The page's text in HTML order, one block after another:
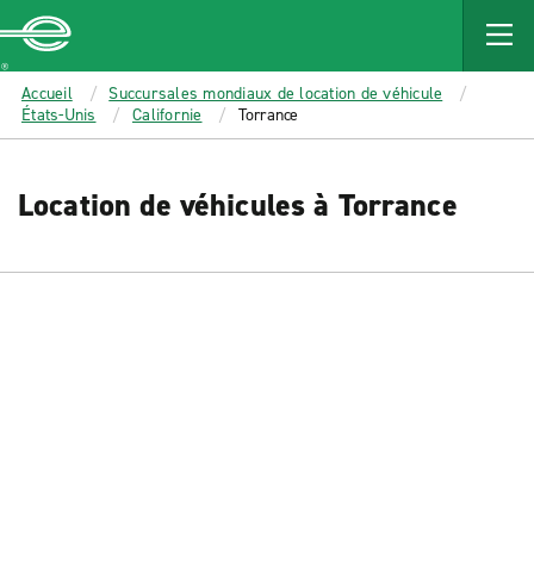
MAIN
CONTENT
Enterprise
Accueil
Succursales mondiaux de location de véhicule
États-Unis
Californie Torrance
Location de véhicules à Torrance